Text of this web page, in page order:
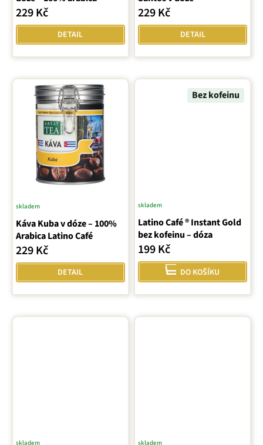
229 Kč
DETAIL
je
5,0
z
5
229 Kč
DETAIL
Káva Kuba v dóze – 100%
Arabica Latino Café
skladem
229 Kč
DETAIL
Bez kofeinu
Latino Café ® Instant Gold
bez kofeinu – dóza
skladem
199 Kč
DO KOŠÍKU
skladem skladem